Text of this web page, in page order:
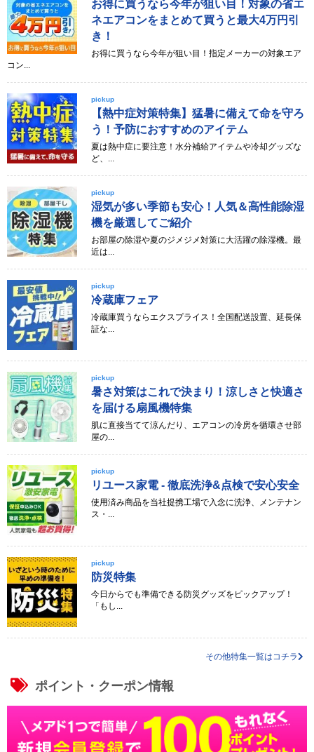
お得に買うなら今年が狙い目！対象の省エ
ネエアコンをまとめて買うと最大4万円引
き！
お得に買うなら今年が狙い目！指定メーカーの対象エア
コン...
pickup
【熱中症対策特集】猛暑に備えて命を守ろ
う！予防におすすめのアイテム
夏は熱中症に要注意！水分補給アイテムや冷却グッズな
ど、...
pickup
湿気が多い季節も安心！人気＆高性能除湿
機を厳選してご紹介
お部屋の除湿や夏のジメジメ対策に大活躍の除湿機。最
近は...
pickup
冷蔵庫フェア
冷蔵庫買うならエクスプライス！全国配送設置、延長保
証な...
pickup
暑さ対策はこれで決まり！涼しさと快適さ
を届ける扇風機特集
肌に直接当てて涼んだり、エアコンの冷房を循環させ部
屋の...
pickup
リユース家電 - 徹底洗浄&点検で安心安全
使用済み商品を当社提携工場で入念に洗浄、メンテナン
ス・...
pickup
防災特集
今日からでも準備できる防災グッズをピックアップ！
「もし...
その他特集一覧はコチラ
ポイント・クーポン情報